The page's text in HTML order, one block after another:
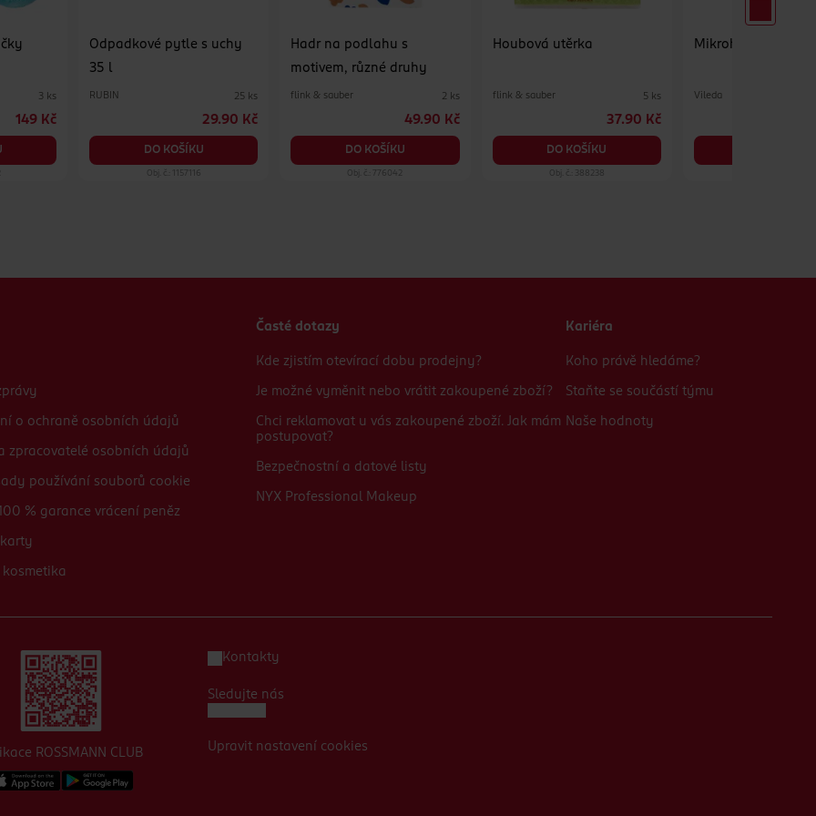
3 ks
149 Kč
Odpadkové pytle s uchy
35 l
RUBIN 25 ks
29.90 Kč
DO KOŠÍKU
Hadr na podlahu s
motivem, různé druhy
flink & sauber 2 ks
49.90 Kč
DO KOŠÍKU
Obj. č.: 776042
Houbová utěrka
flink & sauber 5 ks
37.90 Kč
DO KOŠÍKU
Obj. č.: 388238
Mikrohadřík Colors
Vileda
o ochraně osobních údajů
zpracovatelé osobních údajů
používání souborů cookie
% garance vrácení peněz
kosmetika
Časté dotazy
Kde zjistím otevírací dobu prodejny?
Je možné vyměnit nebo vrátit zakoupené zboží?
Chci reklamovat u vás zakoupené zboží. Jak mám
postupovat?
Bezpečnostní a datové listy
NYX Professional Makeup
Kariéra
Koho právě hledáme?
Staňte se součástí týmu
Naše hodnoty
ROSSMANN CLUB
Kontakty
Sledujte nás
Upravit nastavení cookies